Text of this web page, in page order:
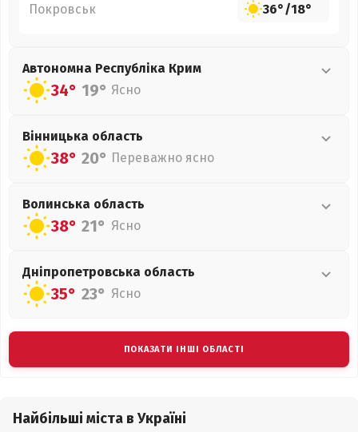
Покровськ 36°/18°
Автономна Республіка Крим
34° 19° Ясно
Вінницька область
38° 20° Переважно ясно
Волинська область
38° 21° Ясно
Дніпропетровська область
35° 23° Ясно
ПОКАЗАТИ ІНШІ ОБЛАСТІ
Найбільші міста в Україні